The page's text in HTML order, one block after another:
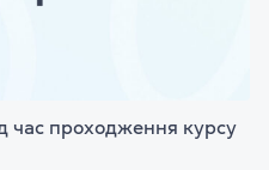
час проходження курсу